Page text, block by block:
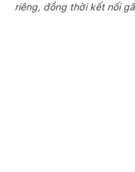
riêng, đồng thời kết nối